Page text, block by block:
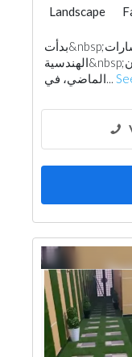
Landscape
Security
Interior Design
Surveyors
بدأت&nbsp;شركة المنصور وشريكه للاستشارات
الهندسية&nbsp;رحلتها في أوائل التسعينات من القرن
الماضي، في...